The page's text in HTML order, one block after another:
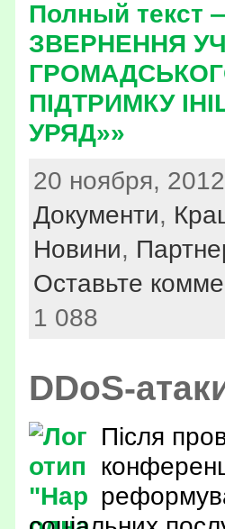
Полный текст
ЗВЕРНЕННЯ
ПІДТРИМКУ
УРЯД»»
20 ноября,
Документи,
Новини,
Оставьте
1 088
DDoS-
Після